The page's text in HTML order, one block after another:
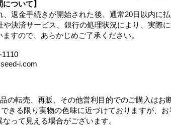
について】
、返金手続きが開始された後、通常20日以内に
や決済サービス、銀行の処理状況により、実際
ますので、あらかじめご了承ください。
1110
i.com
の転売、再販、その他営利目的でのご購入はお
きる限り実物の色味に近づけておりますが、
って見える場合がございます。